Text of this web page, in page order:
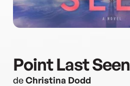
Point Last Seen
deChristina Dodd